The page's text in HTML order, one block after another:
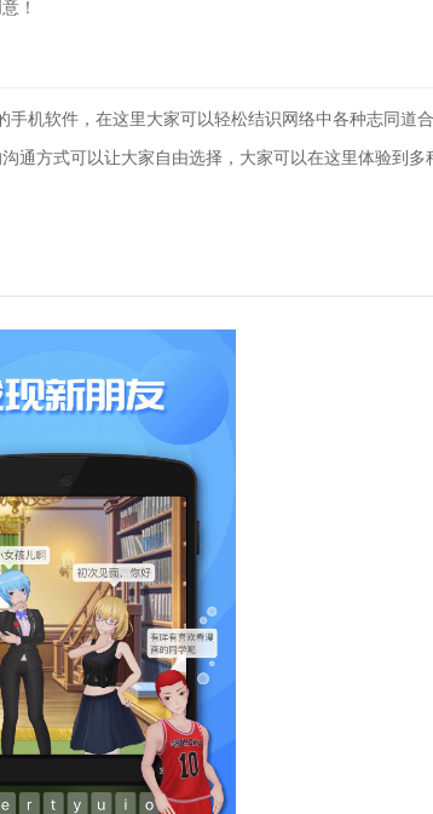
！
机软件，在这里大家可以轻松结识网络中各种志同道
通方式可以让大家自由选择，大家可以在这里体验到多